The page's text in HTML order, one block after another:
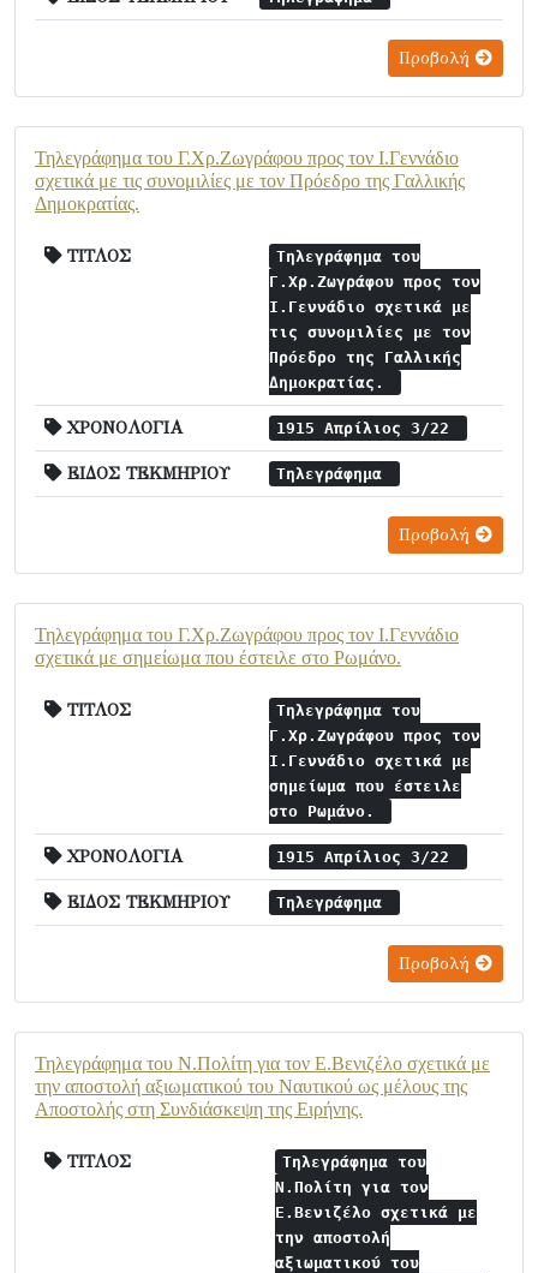
Προβολή
Τηλεγράφημα του Γ.Χρ.Ζωγράφου προς τον Ι.Γεννάδιο
σχετικά με τις συνομιλίες με τον Πρόεδρο της Γαλλικής
Δημοκρατίας.
ΤΙΤΛΟΣ
Τηλεγράφημα του
Γ.Χρ.Ζωγράφου προς τον
Ι.Γεννάδιο σχετικά με
τις συνομιλίες με τον
Πρόεδρο της Γαλλικής
Δημοκρατίας.
ΧΡΟΝΟΛΟΓΙΑ 1915 Απρίλιος 3/22
ΕΙΔΟΣ ΤΕΚΜΗΡΙΟΥ Τηλεγράφημα
Προβολή
Τηλεγράφημα του Γ.Χρ.Ζωγράφου προς τον Ι.Γεννάδιο
σχετικά με σημείωμα που έστειλε στο Ρωμάνο.
ΤΙΤΛΟΣ
Τηλεγράφημα του
Γ.Χρ.Ζωγράφου προς τον
Ι.Γεννάδιο σχετικά με
σημείωμα που έστειλε
στο Ρωμάνο.
ΧΡΟΝΟΛΟΓΙΑ 1915 Απρίλιος 3/22
ΕΙΔΟΣ ΤΕΚΜΗΡΙΟΥ Τηλεγράφημα
Προβολή
Τηλεγράφημα του Ν.Πολίτη για τον Ε.Βενιζέλο σχετικά με
την αποστολή αξιωματικού του Ναυτικού ως μέλους της
Αποστολής στη Συνδιάσκεψη της Ειρήνης.
ΤΙΤΛΟΣ
Τηλεγράφημα του
Ν.Πολίτη για τον
Ε.Βενιζέλο σχετικά με
την αποστολή
αξιωματικού του